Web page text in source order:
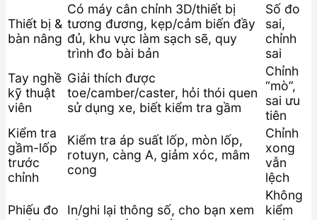
Thiết bị &
bàn nâng
Có máy cân chỉnh 3D/thiết bị
tương đương, kẹp/cảm biến đầy
đủ, khu vực làm sạch sẽ, quy
trình đo bài bản
Số đo
sai,
chỉnh
sai
Tay nghề
kỹ thuật
viên
Giải thích được
toe/camber/caster, hỏi thói quen
sử dụng xe, biết kiểm tra gầm
Chỉnh
“mò”,
sai ưu
tiên
Kiểm tra
gầm-lốp
trước
chỉnh
Kiểm tra áp suất lốp, mòn lốp,
rotuyn, càng A, giảm xóc, mâm
cong
Chỉnh
xong
vẫn
lệch
Phiếu đo
In/ghi lại thông số, cho bạn xem
Không
kiểm